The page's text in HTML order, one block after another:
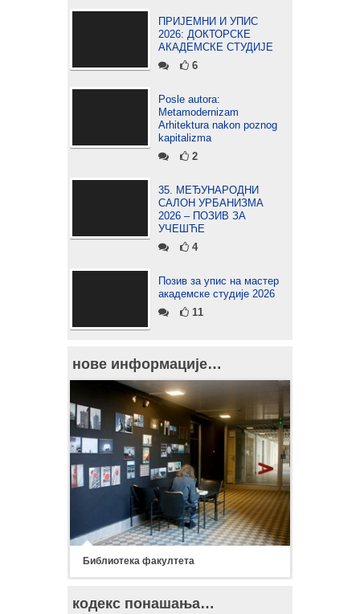
ПРИЈЕМНИ И УПИС
2026: ДОКТОРСКЕ
АКАДЕМСКЕ СТУДИЈЕ
6
Posle autora:
Metamodernizam
Arhitektura nakon poznog
kapitalizma
2
35. МЕЂУНАРОДНИ
САЛОН УРБАНИЗМА
2026 – ПОЗИВ ЗА
УЧЕШЋЕ
4
Позив за упис на мастер
академске студије 2026
11
нове информације…
Библиотека факултета
кодекс понашања…